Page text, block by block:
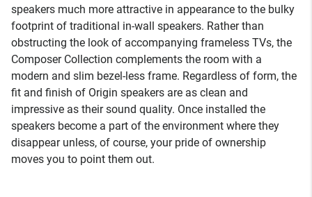
speakers much more attractive in appearance to the bulky
footprint of traditional in-wall speakers. Rather than
obstructing the look of accompanying frameless TVs, the
Composer Collection complements the room with a
modern and slim bezel-less frame. Regardless of form, the
fit and finish of Origin speakers are as clean and
impressive as their sound quality. Once installed the
speakers become a part of the environment where they
disappear unless, of course, your pride of ownership
moves you to point them out.